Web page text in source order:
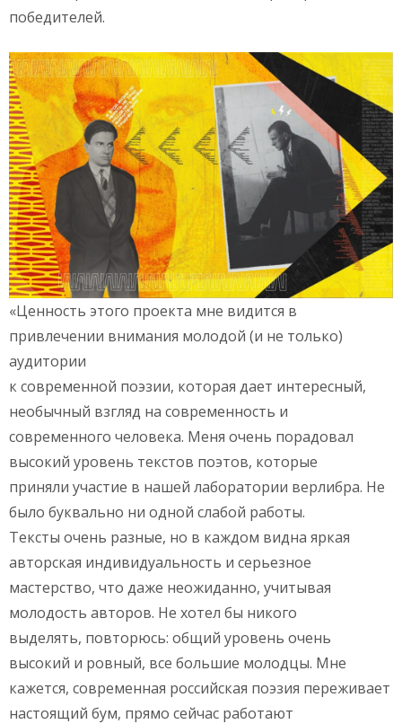
победителей.
«Ценность этого проекта мне видится в
привлечении внимания молодой (и не только)
аудитории
к современной поэзии, которая дает интересный,
необычный взгляд на современность и
современного человека. Меня очень порадовал
высокий уровень текстов поэтов, которые
приняли участие в нашей лаборатории верлибра. Не
было буквально ни одной слабой работы.
Тексты очень разные, но в каждом видна яркая
авторская индивидуальность и серьезное
мастерство, что даже неожиданно, учитывая
молодость авторов. Не хотел бы никого
выделять, повторюсь: общий уровень очень
высокий и ровный, все большие молодцы. Мне
кажется, современная российская поэзия переживает
настоящий бум, прямо сейчас работают